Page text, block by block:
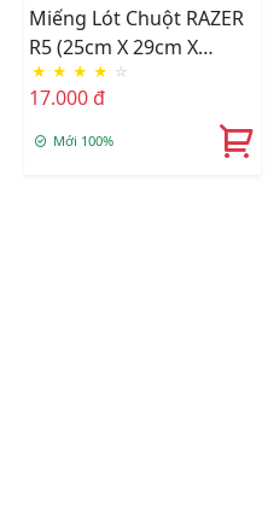
Miếng Lót Chuột RAZER
R5 (25cm X 29cm X
2.3mm)
★ ★ ★ ★ ☆
17.000 đ
Mới 100%